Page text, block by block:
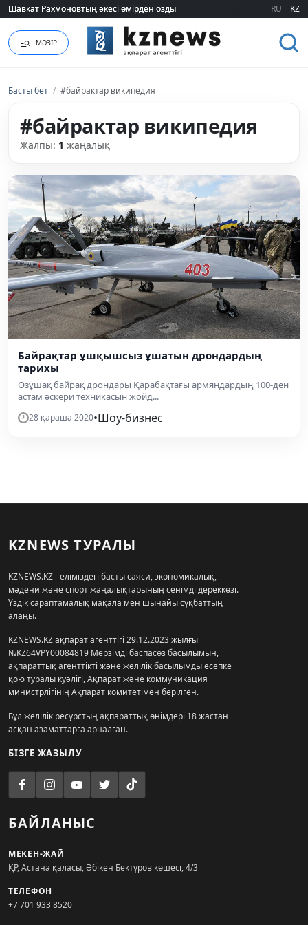
Шавкат Рахмоновтың әкесі өмірден озды
Шавкат Рахмоновтың әкесі өмірден озды RU KZ
МӘЗІР
Басты бет / #байрактар википедия
#байрактар википедия
Жалпы: 1 жаңалық
Байрақтар ұшқышсыз ұшатын дрондардың
тарихы
Өзұшақ байрақ дрондары Қарабақтағы армяндардың 100-ден
астам әскери техникасын жойд...
28 қараша 2020•Шоу-бизнес
KZNEWS ТУРАЛЫ
KZNEWS.KZ - еліміздегі басты саяси, экономикалық,
мәдени және спорт жаңалықтарының сенімді дереккөзі.
Үздік сараптамалық мақала мен шынайы сұқбаттың
алаңы.
KZNEWS.KZ ақпарат агенттігі 29.12.2023 жылғы
№KZ64VPY00084819 Мерзімді баспасөз басылымын,
ақпараттық агенттікті және желілік басылымды есепке
қою туралы куәлігі, Ақпарат және коммуникация
министрлігінің Ақпарат комитетімен берілген.
Бұл желілік ресурстың ақпараттық өнімдері 18 жастан
асқан азаматтарға арналған.
БІЗГЕ ЖАЗЫЛУ
БАЙЛАНЫС
МЕКЕН-ЖАЙ
ҚР, Астана қаласы, Әбікен Бектұров көшесі, 4/3
ТЕЛЕФОН
+7 701 933 8520